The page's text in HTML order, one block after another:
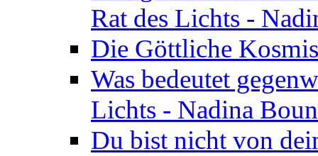
Rat des Lichts -
Die Göttliche
Was bedeutet
Lichts - Nadina Boun
Du bist nicht von